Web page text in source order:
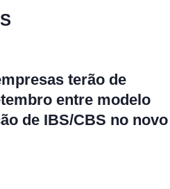
terão de
entre modelo
de IBS/CBS no novo